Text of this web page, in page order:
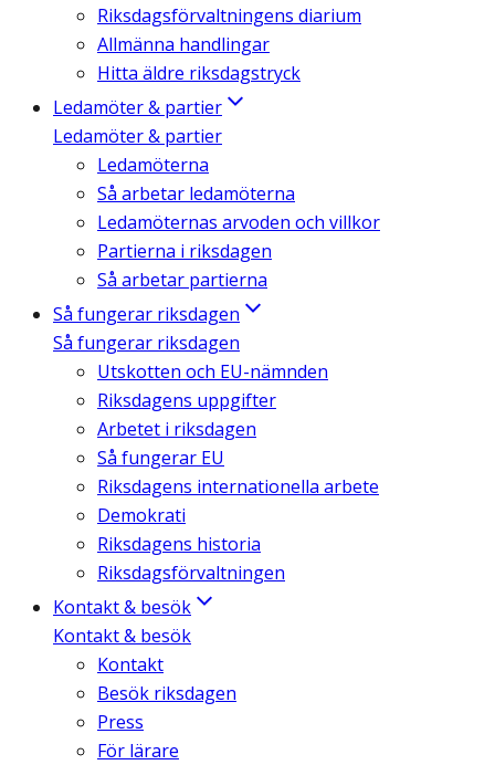
Riksdagsförvaltningens diarium
Allmänna handlingar
Hitta äldre riksdagstryck
Ledamöter & partier
Ledamöter & partier
Ledamöterna
Så arbetar ledamöterna
Ledamöternas arvoden och villkor
Partierna i riksdagen
Så arbetar partierna
Så fungerar riksdagen
Så fungerar riksdagen
Utskotten och EU-nämnden
Riksdagens uppgifter
Arbetet i riksdagen
Så fungerar EU
Riksdagens internationella arbete
Demokrati
Riksdagens historia
Riksdagsförvaltningen
Kontakt & besök
Kontakt & besök
Kontakt
Besök riksdagen
Press
För lärare